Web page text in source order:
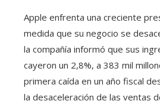
Apple enfrenta una creciente
medida que su negocio se
la compañía informó que sus
cayeron un 2,8%, a 383 mil
primera caída en un año fiscal
la desaceleración de las ventas